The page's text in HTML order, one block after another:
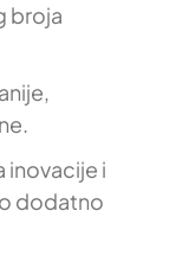
broja
inovacije i
dodatno